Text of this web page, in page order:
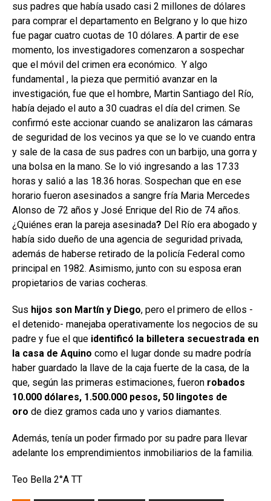
sus padres que había usado casi 2 millones de dólares
para comprar el departamento en Belgrano y lo que hizo
fue pagar cuatro cuotas de 10 dólares. A partir de ese
momento, los investigadores comenzaron a sospechar
que el móvil del crimen era económico. Y algo
fundamental , la pieza que permitió avanzar en la
investigación, fue que el hombre, Martin Santiago del Río,
había dejado el auto a 30 cuadras el día del crimen. Se
confirmó este accionar cuando se analizaron las cámaras
de seguridad de los vecinos ya que se lo ve cuando entra
y sale de la casa de sus padres con un barbijo, una gorra y
una bolsa en la mano. Se lo vió ingresando a las 17.33
horas y salió a las 18.36 horas. Sospechan que en ese
horario fueron asesinados a sangre fría Maria Mercedes
Alonso de 72 años y José Enrique del Rio de 74 años.
¿Quiénes eran la pareja asesinada? Del Río era abogado y
había sido dueño de una agencia de seguridad privada,
además de haberse retirado de la policía Federal como
principal en 1982. Asimismo, junto con su esposa eran
propietarios de varias cocheras.
Sus hijos son Martín y Diego, pero el primero de ellos -
el detenido- manejaba operativamente los negocios de su
padre y fue el que identificó la billetera secuestrada en
la casa de Aquino como el lugar donde su madre podría
haber guardado la llave de la caja fuerte de la casa, de la
que, según las primeras estimaciones, fueron robados
10.000 dólares, 1.500.000 pesos, 50 lingotes de
oro de diez gramos cada uno y varios diamantes.
Además, tenía un poder firmado por su padre para llevar
adelante los emprendimientos inmobiliarios de la familia.
Teo Bella 2°A TT